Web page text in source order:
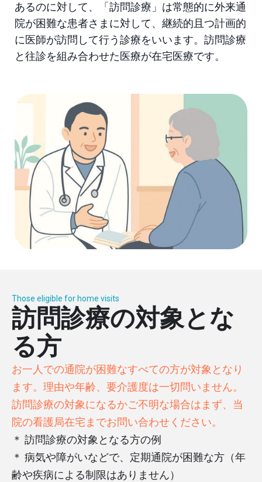
あるのに対して、「訪問診療」は常態的に外来通
院が困難な患者さまに対して、継続的且つ計画的
に医師が訪問して行う診療をいいます。訪問診療
と往診を組み合わせた医療が在宅医療です。
Those eligible for home visits
訪問診療の対象とな
る方
お一人での通院が困難なすべての方が対象となり
ます。理由や年齢、要介護度は一切問いません。
訪問診療の対象になるかご不明な場合はまず、当
院の看護局在宅までお問い合わせください。
＊ 訪問診療の対象となる方の例
＊ 病気や障がいなどで、定期通院が困難な方（年
齢や疾病による制限はありません）